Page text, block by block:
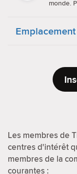
monde.
Les membres de
centres d'intérêt
membres de la
courantes :